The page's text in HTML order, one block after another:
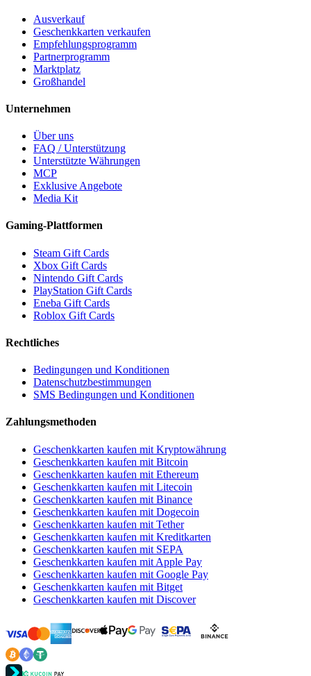
Ausverkauf
Geschenkkarten verkaufen
Empfehlungsprogramm
Partnerprogramm
Marktplatz
Großhandel
Unternehmen
Über uns
FAQ / Unterstützung
Unterstützte Währungen
MCP
Exklusive Angebote
Media Kit
Gaming-Plattformen
Steam Gift Cards
Xbox Gift Cards
Nintendo Gift Cards
PlayStation Gift Cards
Eneba Gift Cards
Roblox Gift Cards
Rechtliches
Bedingungen und Konditionen
Datenschutzbestimmungen
SMS Bedingungen und Konditionen
Zahlungsmethoden
Geschenkkarten kaufen mit Kryptowährung
Geschenkkarten kaufen mit Bitcoin
Geschenkkarten kaufen mit Ethereum
Geschenkkarten kaufen mit Litecoin
Geschenkkarten kaufen mit Binance
Geschenkkarten kaufen mit Dogecoin
Geschenkkarten kaufen mit Tether
Geschenkkarten kaufen mit Kreditkarten
Geschenkkarten kaufen mit SEPA
Geschenkkarten kaufen mit Apple Pay
Geschenkkarten kaufen mit Google Pay
Geschenkkarten kaufen mit Bitget
Geschenkkarten kaufen mit Discover